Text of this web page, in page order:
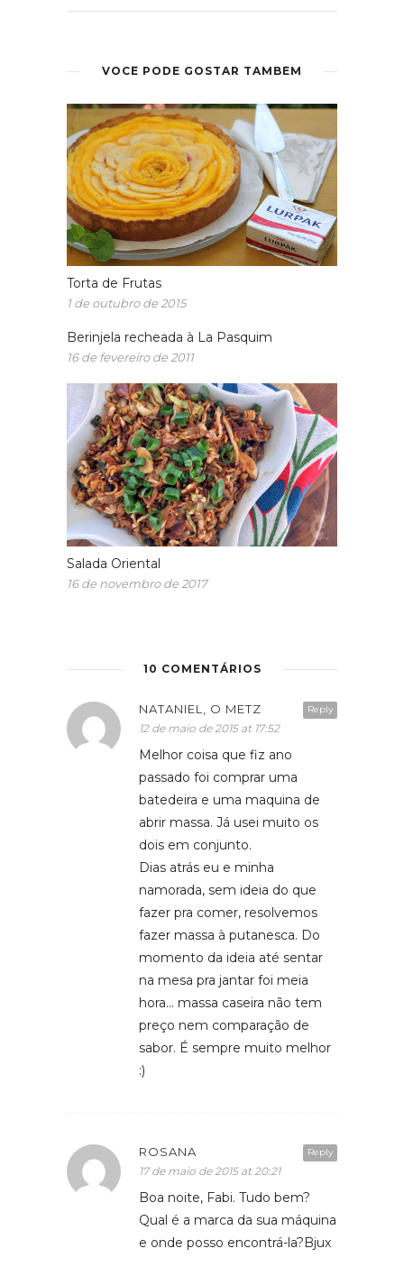
VOCÊ PODE GOSTAR TAMBÉM
Torta de Frutas
1 de outubro de 2015
Berinjela recheada à La Pasquim
16 de fevereiro de 2011
Salada Oriental
16 de novembro de 2017
10 COMENTÁRIOS
Reply
NATANIEL, O METZ
12 de maio de 2015 at 17:52
Melhor coisa que fiz ano
passado foi comprar uma
batedeira e uma maquina de
abrir massa. Já usei muito os
dois em conjunto.
Dias atrás eu e minha
namorada, sem ideia do que
fazer pra comer, resolvemos
fazer massa à putanesca. Do
momento da ideia até sentar
na mesa pra jantar foi meia
hora… massa caseira não tem
preço nem comparação de
sabor. É sempre muito melhor
:)
Reply
ROSANA
17 de maio de 2015 at 20:21
Boa noite, Fabi. Tudo bem?
Qual é a marca da sua máquina
e onde posso encontrá-la?Bjux